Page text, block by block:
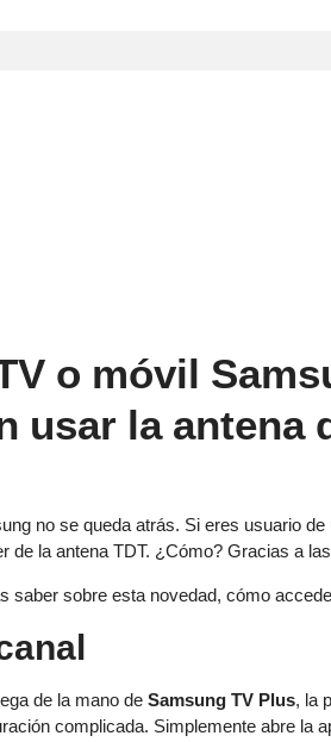
o móvil
la antena
no se queda atrás. Si eres usuario
de la antena TDT. ¿Cómo? Gracias a
saber sobre esta novedad, cómo
de la mano de Samsung TV Plus, la
complicada. Simplemente abre la